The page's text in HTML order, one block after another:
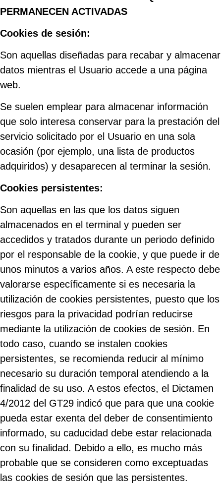
PERMANECEN ACTIVADAS
Cookies de sesión:
Son aquellas diseñadas para recabar y almacenar
datos mientras el Usuario accede a una página
web.
Se suelen emplear para almacenar información
que solo interesa conservar para la prestación del
servicio solicitado por el Usuario en una sola
ocasión (por ejemplo, una lista de productos
adquiridos) y desaparecen al terminar la sesión.
Cookies persistentes:
Son aquellas en las que los datos siguen
almacenados en el terminal y pueden ser
accedidos y tratados durante un periodo definido
por el responsable de la cookie, y que puede ir de
unos minutos a varios años. A este respecto debe
valorarse específicamente si es necesaria la
utilización de cookies persistentes, puesto que los
riesgos para la privacidad podrían reducirse
mediante la utilización de cookies de sesión. En
todo caso, cuando se instalen cookies
persistentes, se recomienda reducir al mínimo
necesario su duración temporal atendiendo a la
finalidad de su uso. A estos efectos, el Dictamen
4/2012 del GT29 indicó que para que una cookie
pueda estar exenta del deber de consentimiento
informado, su caducidad debe estar relacionada
con su finalidad. Debido a ello, es mucho más
probable que se consideren como exceptuadas
las cookies de sesión que las persistentes.